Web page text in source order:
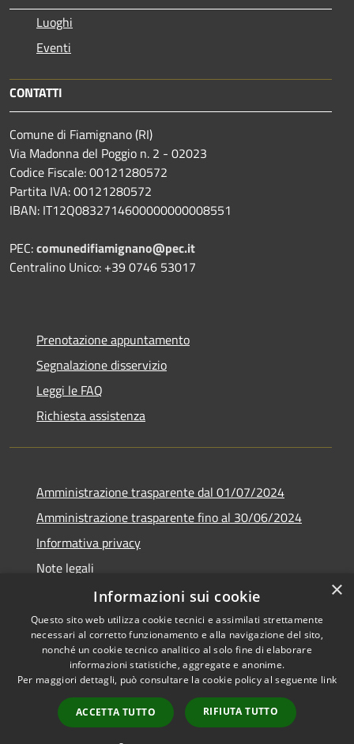
Luoghi
Eventi
CONTATTI
Comune di Fiamignano (RI)
Via Madonna del Poggio n. 2 - 02023
Codice Fiscale: 00121280572
Partita IVA: 00121280572
IBAN: IT12Q0832714600000000008551
PEC:comunedifiamignano@pec.it
Centralino Unico: +39 0746 53017
Prenotazione appuntamento
Segnalazione disservizio
Leggi le FAQ
Richiesta assistenza
Amministrazione trasparente dal 01/07/2024
Amministrazione trasparente fino al 30/06/2024
Informativa privacy
Note legali
Dichiarazione di accessibilità
RSS
Accessibilità
Copyright © 2026 • Comune di
Municipium•
Accesso
redazione
×
Informazioni sui cookie
Questo sito web utilizza cookie tecnici e assimilati strettamente
necessari al corretto funzionamento e alla navigazione del sito,
nonché un cookie tecnico analitico al solo fine di elaborare
informazioni statistiche, aggregate e anonime.
Per maggiori dettagli, può consultare la cookie policy al seguente link
ACCETTA TUTTO RIFIUTA TUTTO